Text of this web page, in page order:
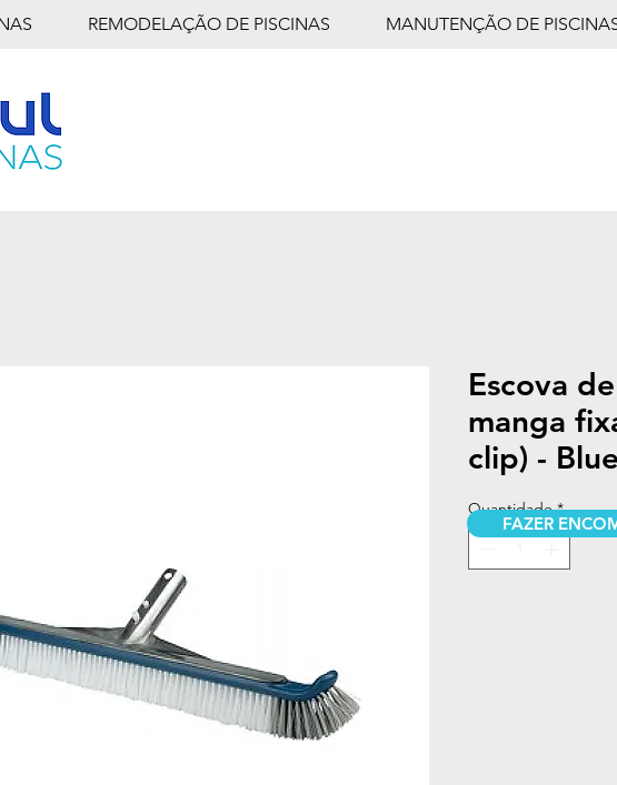
REMODELAÇÃO DE PISCINAS MANUTENÇÃO DE
Escova
manga
clip) -
Quantidade *
FAZER